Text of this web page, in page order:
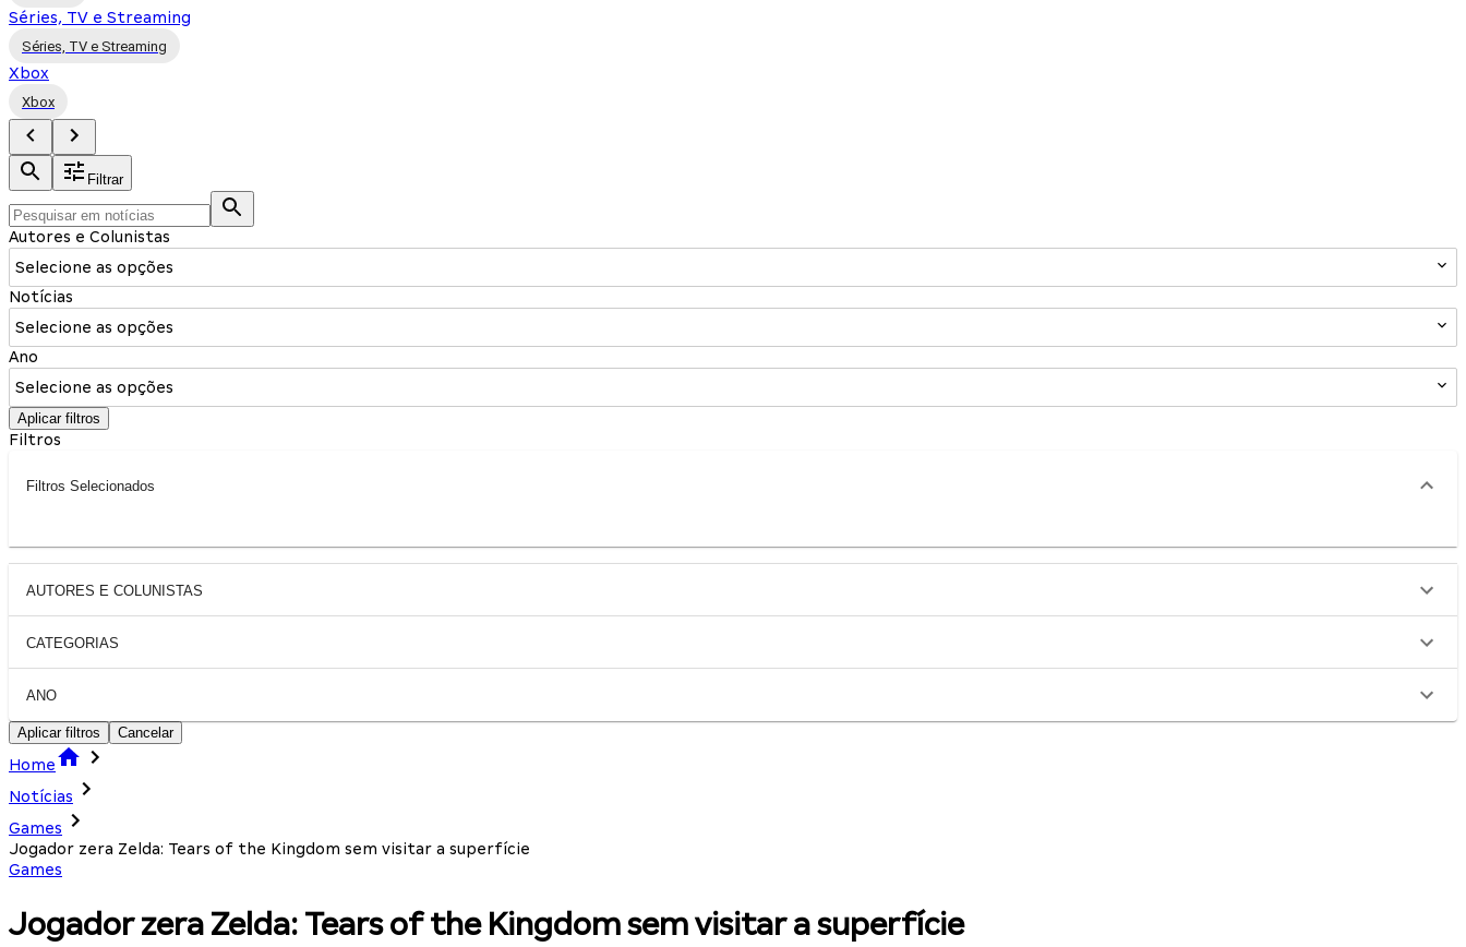
Séries, TV e Streaming
Séries, TV e Streaming
Xbox
Xbox
Filtrar
Autores e Colunistas
Selecione as opções
Notícias
Selecione as opções
Ano
Selecione as opções
Aplicar filtros
Filtros
Filtros Selecionados
AUTORES E COLUNISTAS
CATEGORIAS
ANO
Aplicar filtros Cancelar
Home
Notícias
Games
Jogador zera Zelda: Tears of the Kingdom sem visitar a superfície
Games
Jogador zera Zelda: Tears of the Kingdom sem visitar a superfície